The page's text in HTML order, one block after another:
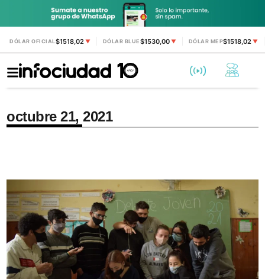
DÓLAR OFICIAL$1518,02 ▼ DÓLAR BLUE$1530,00 ▼ DÓLAR MEP$1518,02 ▼
octubre 21, 2021